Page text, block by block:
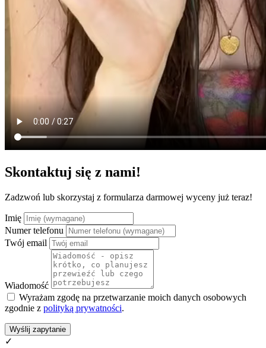
Skontaktuj się z nami!
Zadzwoń lub skorzystaj z formularza darmowej wyceny już teraz!
Imię
Numer telefonu
Twój email
Wiadomość
Wyrażam zgodę na przetwarzanie moich danych osobowych
zgodnie z polityką prywatności.
Wyślij zapytanie
✓